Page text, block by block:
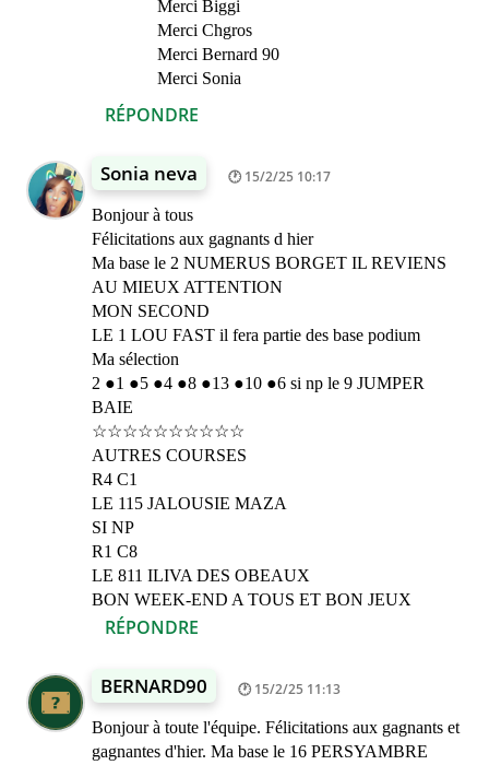
RÉPONDRE
Merci Biggi
Merci Chgros
Merci Bernard 90
Merci Sonia
Sonia neva 15/2/25 10:17
Bonjour à tous
Félicitations aux gagnants d hier
Ma base le 2 NUMERUS BORGET IL REVIENS
AU MIEUX ATTENTION
MON SECOND
LE 1 LOU FAST il fera partie des base podium
Ma sélection
2 ●1 ●5 ●4 ●8 ●13 ●10 ●6 si np le 9 JUMPER
BAIE
☆☆☆☆☆☆☆☆☆☆
AUTRES COURSES
R4 C1
LE 115 JALOUSIE MAZA
SI NP
R1 C8
LE 811 ILIVA DES OBEAUX
BON WEEK-END A TOUS ET BON JEUX
RÉPONDRE
BERNARD90 15/2/25 11:13
Bonjour à toute l'équipe. Félicitations aux gagnants et
gagnantes d'hier. Ma base le 16 PERSYAMBRE